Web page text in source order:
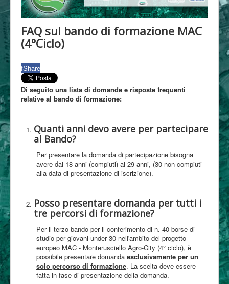
Timeline
Partner
News
Avvisi e Bandi
Contatti
FAQ sul bando di formazione MAC
(4°Ciclo)
fShare
Di seguito una lista di domande e risposte frequenti
relative al bando di formazione:
Quanti anni devo avere per partecipare
al Bando?
Per presentare la domanda di partecipazione bisogna
avere dai 18 anni (compiuti) ai 29 anni, (30 non compiuti
alla data di presentazione di iscrizione).
Posso presentare domanda per tutti i
tre percorsi di formazione?
Per il terzo bando per il conferimento di n. 40 borse di
studio per giovani under 30 nell'ambito del progetto
europeo MAC - Monterusciello Agro-City (4° ciclo), è
possibile presentare domanda esclusivamente per un
solo percorso di formazione. La scelta deve essere
fatta in fase di presentazione della domanda.